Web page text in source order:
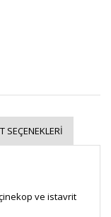
SEÇENEKLERI
ve istavrit